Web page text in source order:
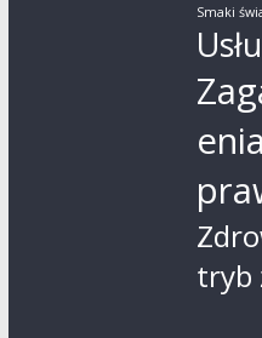
Smaki
enia
tryb